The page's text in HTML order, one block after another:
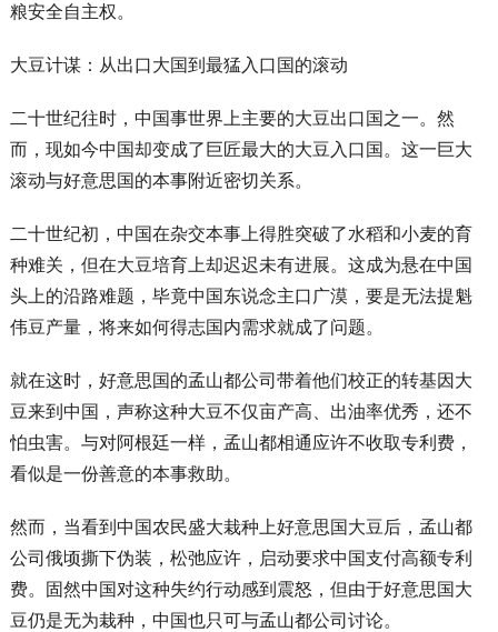
粮安全自主权。
大豆计谋：从出口大国到最猛入口国的滚动
二十世纪往时，中国事世界上主要的大豆出口国之一。然
而，现如今中国却变成了巨匠最大的大豆入口国。这一巨大
滚动与好意思国的本事附近密切关系。
二十世纪初，中国在杂交本事上得胜突破了水稻和小麦的育
种难关，但在大豆培育上却迟迟未有进展。这成为悬在中国
头上的沿路难题，毕竟中国东说念主口广漠，要是无法提魁
伟豆产量，将来如何得志国内需求就成了问题。
就在这时，好意思国的孟山都公司带着他们校正的转基因大
豆来到中国，声称这种大豆不仅亩产高、出油率优秀，还不
怕虫害。与对阿根廷一样，孟山都相通应许不收取专利费，
看似是一份善意的本事救助。
然而，当看到中国农民盛大栽种上好意思国大豆后，孟山都
公司俄顷撕下伪装，松弛应许，启动要求中国支付高额专利
费。固然中国对这种失约行动感到震怒，但由于好意思国大
豆仍是无为栽种，中国也只可与孟山都公司讨论。